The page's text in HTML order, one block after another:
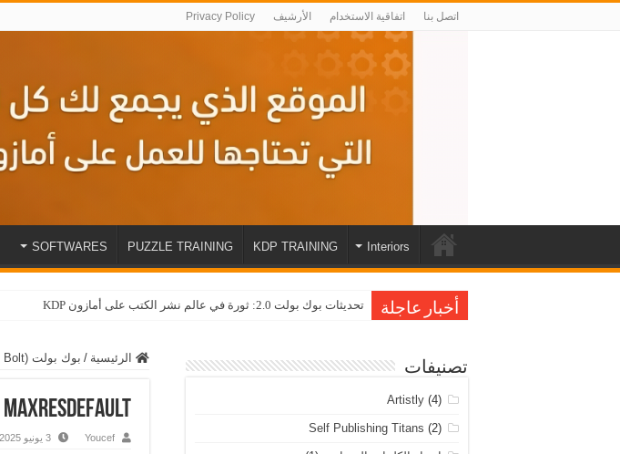
اتصل بنا اتفاقية الاستخدام الأرشيف Privacy Policy
Interiors
KDP TRAINING
PUZZLE TRAINING
SOFTWARES
أخبار عاجلة تحديثات بوك بولت 2.0: ثورة في عالم نشر الكتب على أمازون KDP
الرئيسية / بوك بولت (Book Bolt): دليلك الشامل لإتقان بحث النيشات
maxresdefault
Youcef 3 يونيو 2025
تصنيفات
Artistly (4)
Self Publishing Titans (2)